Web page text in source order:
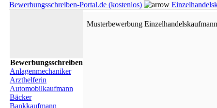
Bewerbungsschreiben-Portal.de (kostenlos)
Bewerbungsschreiben
Anlagenmechaniker
Arzthelferin
Automobilkaufmann
Bäcker
Bankkaufmann
Musterbewerbung